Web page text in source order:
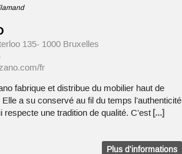
135- 1000 Bruxelles
fr
fabrique et distribue du mobilier haut de
a su conservé au fil du temps l’authenticité
respecte une tradition de qualité. C’est [...]
Plus d'informations